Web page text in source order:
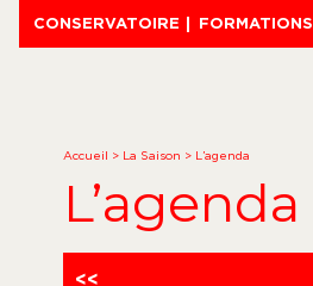
CONSERVATOIRE FORMATIONS
Accueil > La Saison > L’agenda
L’agenda
<<